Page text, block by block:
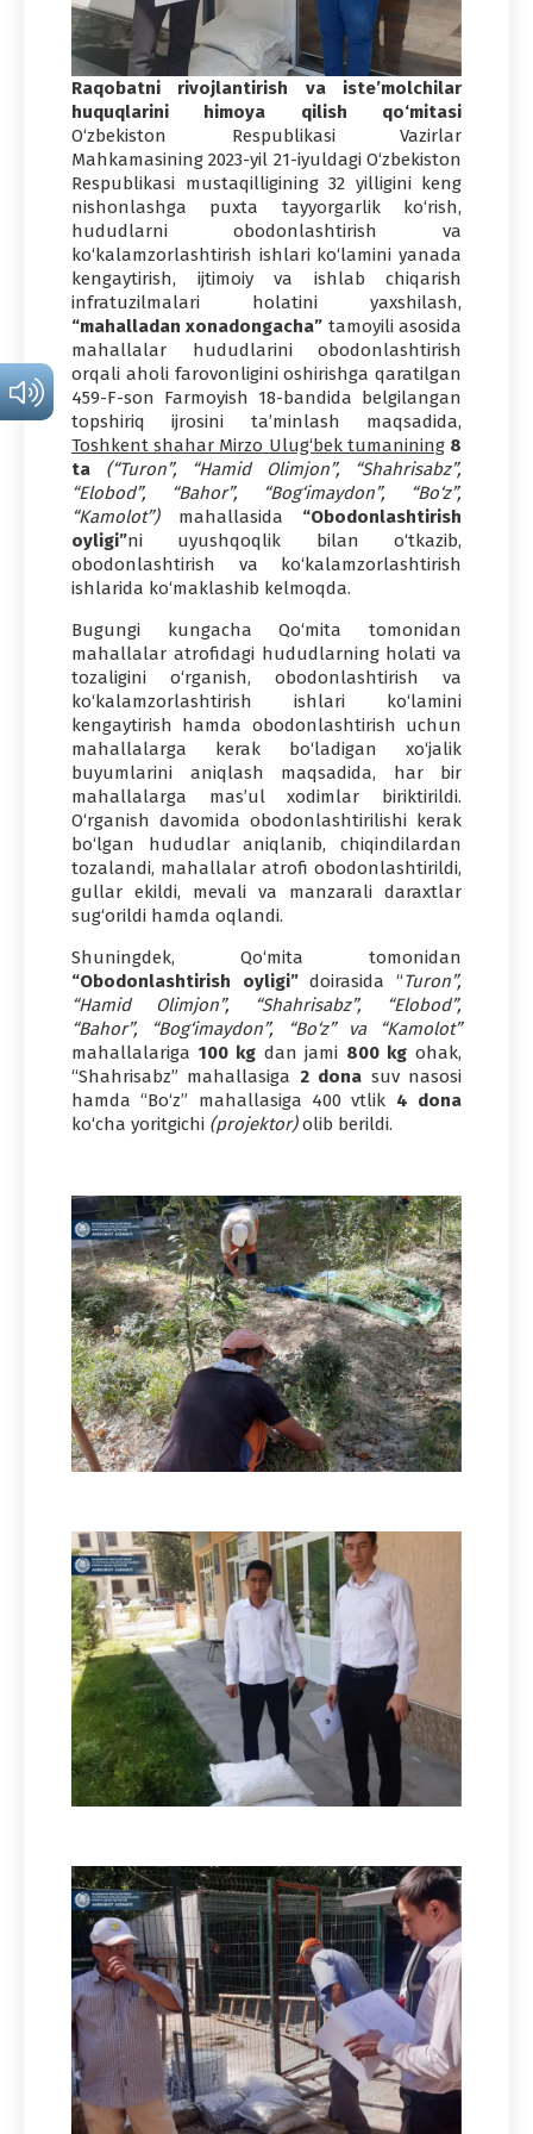
Raqobatni rivojlantirish va iste’molchilar
huquqlarini himoya qilish qo‘mitasi
O‘zbekiston Respublikasi Vazirlar
Mahkamasining 2023-yil 21-iyuldagi O‘zbekiston
Respublikasi mustaqilligining 32 yilligini keng
nishonlashga puxta tayyorgarlik ko‘rish,
hududlarni obodonlashtirish va
ko‘kalamzorlashtirish ishlari ko‘lamini yanada
kengaytirish, ijtimoiy va ishlab chiqarish
infratuzilmalari holatini yaxshilash,
“mahalladan xonadongacha” tamoyili asosida
mahallalar hududlarini obodonlashtirish
orqali aholi farovonligini oshirishga qaratilgan
459-F-son Farmoyish 18-bandida belgilangan
topshiriq ijrosini ta’minlash maqsadida,
Toshkent shahar Mirzo Ulug‘bek tumanining 8
ta
(“Turon”, “Hamid Olimjon”, “Shahrisabz”,
“Elobod”, “Bahor”, “Bog‘imaydon”, “Bo‘z”,
“Kamolot”)mahallasida “Obodonlashtirish
oyligi”ni uyushqoqlik bilan o‘tkazib,
obodonlashtirish va ko‘kalamzorlashtirish
ishlarida ko‘maklashib kelmoqda.
Bugungi kungacha Qo‘mita tomonidan
mahallalar atrofidagi hududlarning holati va
tozaligini o‘rganish, obodonlashtirish va
ko‘kalamzorlashtirish ishlari ko‘lamini
kengaytirish hamda obodonlashtirish uchun
mahallalarga kerak bo‘ladigan xo‘jalik
buyumlarini aniqlash maqsadida, har bir
mahallalarga mas’ul xodimlar biriktirildi.
O‘rganish davomida obodonlashtirilishi kerak
bo‘lgan hududlar aniqlanib, chiqindilardan
tozalandi, mahallalar atrofi obodonlashtirildi,
gullar ekildi, mevali va manzarali daraxtlar
sug‘orildi hamda oqlandi.
Shuningdek, Qo‘mita tomonidan
“Obodonlashtirish oyligi”doirasida “Turon”,
“Hamid Olimjon”, “Shahrisabz”, “Elobod”,
“Bahor”, “Bog‘imaydon”, “Bo‘z” va “Kamolot”
mahallalariga 100 kg dan jami 800 kg ohak,
“Shahrisabz” mahallasiga 2 dona suv nasosi
hamda “Bo‘z” mahallasiga 400 vtlik 4 dona
ko‘cha yoritgichi (projektor)olib berildi.